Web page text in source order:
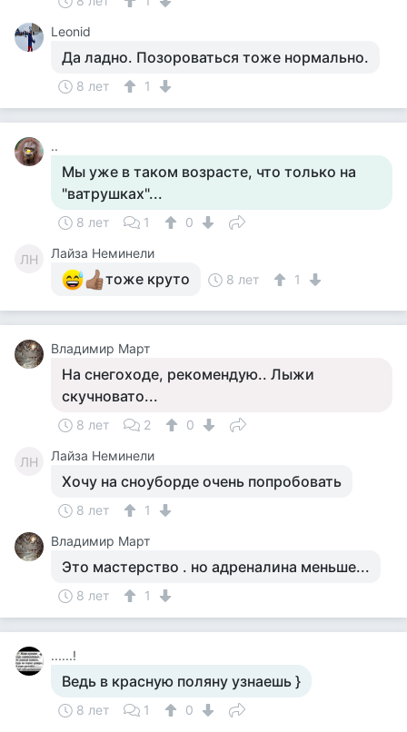
Leonid
Да ладно. Позороваться тоже нормально.
8 лет 1
..
Мы уже в таком возрасте, что только на
"ватрушках"...
8 лет 1 0
ЛН Лайза Неминели
тоже круто 8 лет 1
Владимир Март
На снегоходе, рекомендую.. Лыжи
скучновато...
8 лет 2 0
ЛН Лайза Неминели
Хочу на сноуборде очень попробовать
8 лет
1
Владимир Март
Это мастерство . но адреналина меньше...
8 лет 1
......!
Ведь в красную поляну узнаешь }
8 лет 1 0